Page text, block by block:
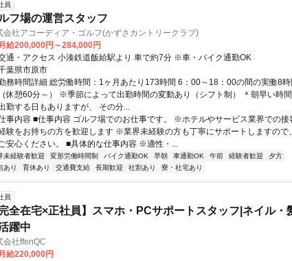
員
フ場の運営スタッフ
会社アコーディア・ゴルフ(かずさカントリークラブ)
給200,000円～284,000円
通・アクセス 小湊鉄道飯給駅より 車で約7分 ※車・バイク通勤OK
葉県市原市
務時間詳細 総労働時間：1ヶ月あたり173時間 6：00～18：00の間の実働8時
（休憩60分～） ※季節によって出勤時間の変動あり（シフト制） ＊朝早い時
勤する日もありますが、 その分...
事内容 ■仕事内容 ゴルフ場でのお仕事です。 ※ホテルやサービス業界での接
験をお持ちの方を歓迎します ※業界未経験の方も丁寧にサポートしますので、
安心ください。 ■具体的な仕事内容 ※適性・...
未経験者歓迎 変形労働時間制 バイク通勤OK 早朝 車通勤OK 午前 経験者歓迎
夕方
あり
育休あり 交通費支給 長期歓迎 社割あり 寮・社宅あり
員
完全在宅×正社員】スマホ・PCサポートスタッフ|ネイル・
躍中
会社ffenQC
給220,000円